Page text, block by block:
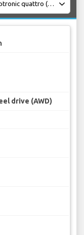
drive (AWD)